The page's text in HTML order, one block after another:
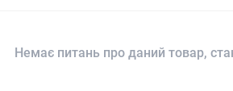
Немає питань про даний товар,